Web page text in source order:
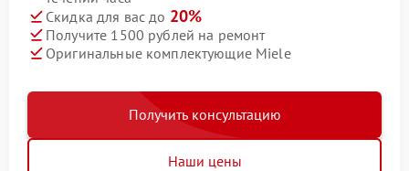
Скидка для вас до 20%
Получите 1500 рублей на ремонт
Оригинальные комплектующие Miele
Получить консультацию
Наши цены